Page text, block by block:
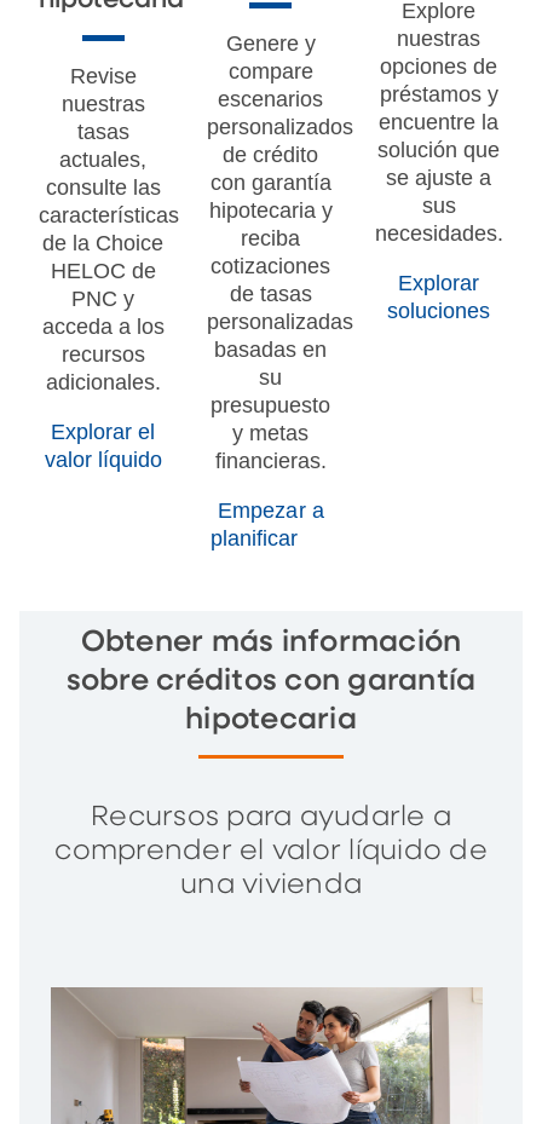
Revise
nuestras
tasas
actuales,
consulte las
características
de la Choice
HELOC de
PNC y
acceda a los
recursos
adicionales.
Explorar el
valor líquido
Genere y
compare
escenarios
personalizados
de crédito
con garantía
hipotecaria y
reciba
cotizaciones
de tasas
personalizadas
basadas en
su
presupuesto
y metas
financieras.
Empezar a
planificar
Explore
nuestras
opciones de
préstamos y
encuentre la
solución que
se ajuste a
sus
necesidades.
Explorar
soluciones
Obtener más información
sobre créditos con garantía
hipotecaria
Recursos para ayudarle a
comprender el valor líquido de
una vivienda